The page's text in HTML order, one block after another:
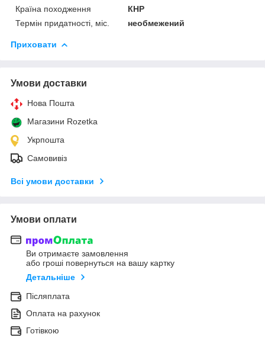
Країна походження
КНР
Термін придатності, міс.
необмежений
Приховати
Умови доставки
Нова Пошта
Магазини Rozetka
Укрпошта
Самовивіз
Всі умови доставки
Умови оплати
Ви отримаєте замовлення
або гроші повернуться на вашу картку
Детальніше
Післяплата
Оплата на рахунок
Готівкою